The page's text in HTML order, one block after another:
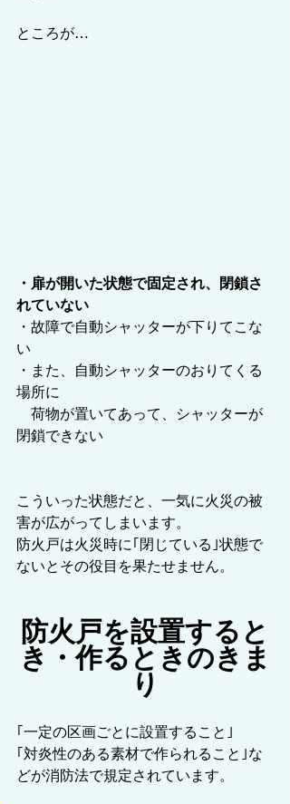
ところが…
・扉が開いた状態で固定され、閉鎖さ
れていない
・故障で自動シャッターが下りてこな
い
・また、自動シャッターのおりてくる
場所に
荷物が置いてあって、シャッターが
閉鎖できない
こういった状態だと、一気に火災の被
害が広がってしまいます。
防火戸は火災時に｢閉じている｣状態で
ないとその役目を果たせません。
防火戸を設置すると
き・作るときのきま
り
｢一定の区画ごとに設置すること｣
｢対炎性のある素材で作られること｣な
どが消防法で規定されています。